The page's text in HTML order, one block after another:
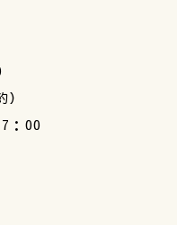
：00